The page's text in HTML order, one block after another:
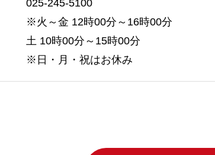
025-245-5100
※火～金 12時00分～16時00分
土 10時00分～15時00分
※日・月・祝はお休み